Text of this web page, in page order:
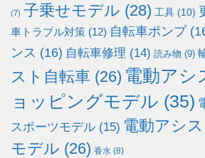
(7) 子乗せモデル (28) 工具 (10)
車トラブル対策 (12) 自転車ポンプ
ンス (16) 自転車修理 (14) 読み物 (9)
スト自転車 (26) 電動アシ
ョッピングモデル (35)
スポーツモデル (15) 電動アシ
モデル (26) 香水 (8)